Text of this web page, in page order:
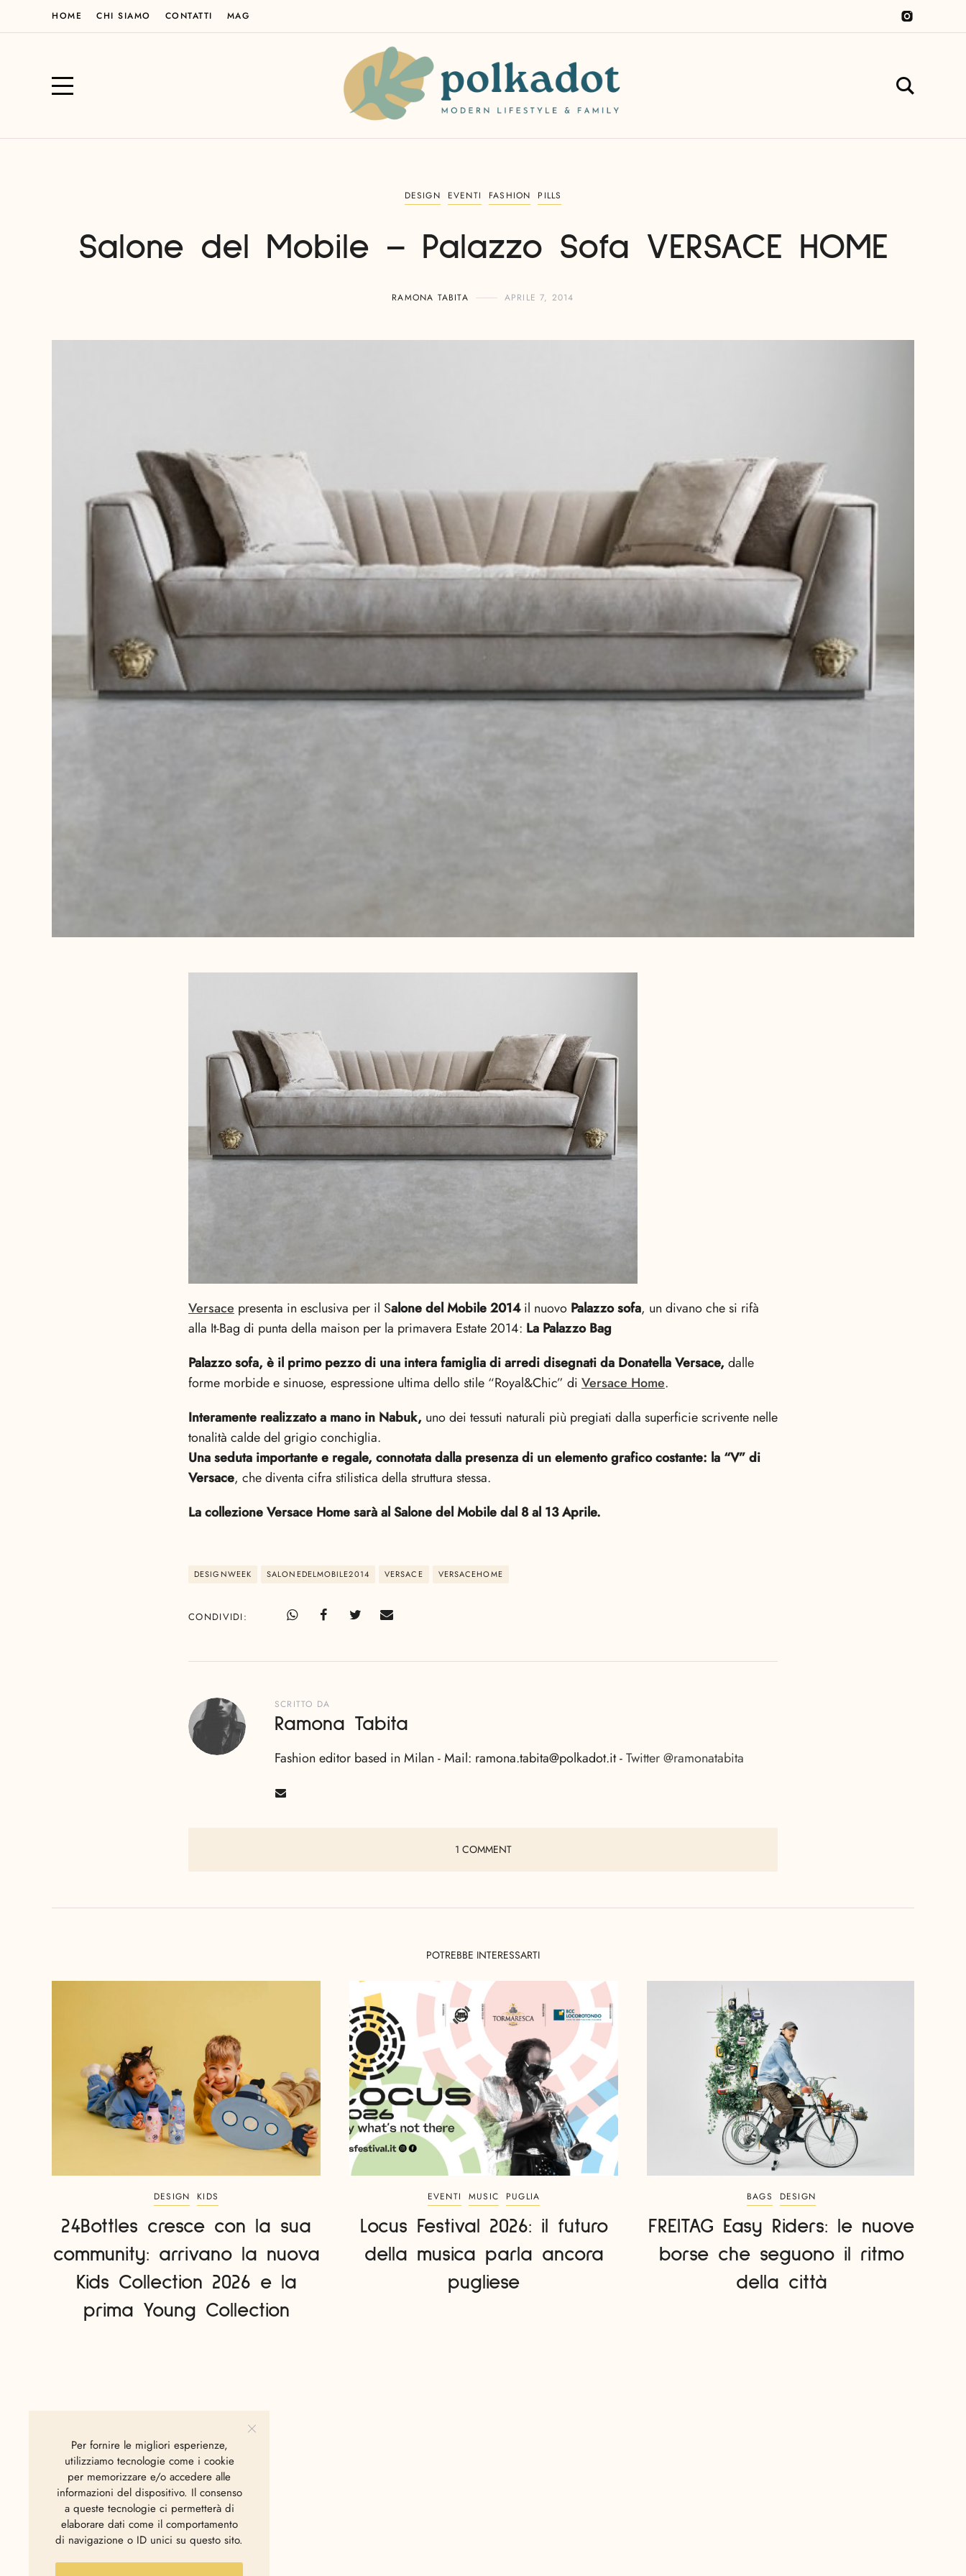
HOME CHI SIAMO CONTATTI MAG
DESIGN EVENTI FASHION PILLS
Salone del Mobile – Palazzo Sofa VERSACE HOME
RAMONA TABITA APRILE 7, 2014
Versace presenta in esclusiva per il Salone del Mobile 2014il nuovo Palazzo sofa, un divano che si rifà
alla It-Bag di punta della maison per la primavera Estate 2014: La Palazzo Bag
Palazzo sofa, è il primo pezzo di una intera famiglia di arredi disegnati da Donatella Versace, dalle
forme morbide e sinuose, espressione ultima dello stile “Royal&Chic” di Versace Home.
Interamente realizzato a mano in Nabuk, uno dei tessuti naturali più pregiati dalla superficie scrivente nelle
tonalità calde del grigio conchiglia.
Una seduta importante e regale, connotata dalla presenza di un elemento grafico costante: la “V” di
Versace, che diventa cifra stilistica della struttura stessa.
La collezione Versace Home sarà al Salone del Mobile dal 8 al 13 Aprile.
DESIGNWEEK SALONEDELMOBILE2014 VERSACE VERSACEHOME
CONDIVIDI
SCRITTO DA
Ramona Tabita
Fashion editor based in Milan - Mail: ramona.tabita@polkadot.it -Twitter @ramonatabita
1 COMMENT
POTREBBE INTERESSARTI
DESIGN KIDS
24Bottles cresce con la sua
community: arrivano la nuova
Kids Collection 2026 e la
prima Young Collection
EVENTI MUSIC PUGLIA
Locus Festival 2026: il futuro
della musica parla ancora
pugliese
BAGS DESIGN
FREITAG Easy Riders: le nuove
borse che seguono il ritmo
della città
DWF9 Preview: intervista con Dead Heat
Per fornire le migliori esperienze,
utilizziamo tecnologie come i cookie
per memorizzare e/o accedere alle
informazioni del dispositivo. Il consenso
a queste tecnologie ci permetterà di
elaborare dati come il comportamento
di navigazione o ID unici su questo sito.